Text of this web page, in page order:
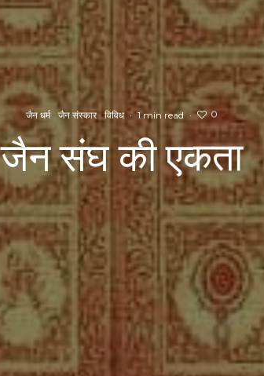
जैन धर्म जैन संस्कार विविध · 1 min read · 0
जैन संघ की एकता